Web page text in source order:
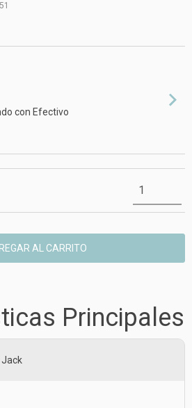
con Efectivo
Principales
Jack